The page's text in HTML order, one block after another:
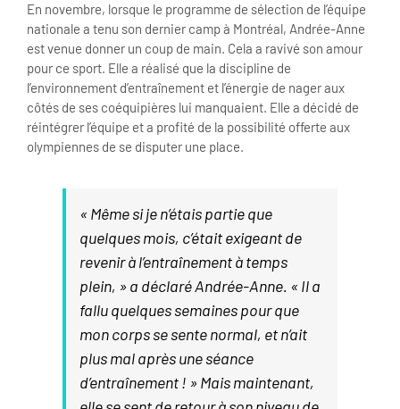
En novembre, lorsque le programme de sélection de l’équipe
nationale a tenu son dernier camp à Montréal, Andrée-Anne
est venue donner un coup de main. Cela a ravivé son amour
pour ce sport. Elle a réalisé que la discipline de
l’environnement d’entraînement et l’énergie de nager aux
côtés de ses coéquipières lui manquaient. Elle a décidé de
réintégrer l’équipe et a profité de la possibilité offerte aux
olympiennes de se disputer une place.
« Même si je n’étais partie que
quelques mois, c’était exigeant de
revenir à l’entraînement à temps
plein, » a déclaré Andrée-Anne. « Il a
fallu quelques semaines pour que
mon corps se sente normal, et n’ait
plus mal après une séance
d’entraînement ! » Mais maintenant,